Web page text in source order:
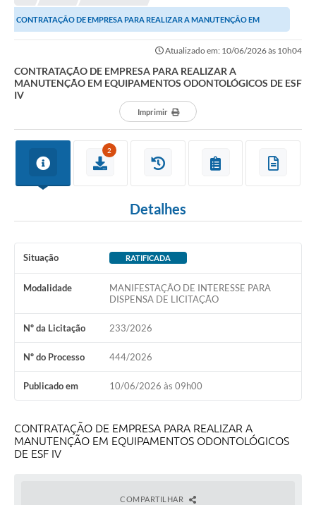
CONTRATAÇÃO DE EMPRESA PARA REALIZAR A MANUTENÇÃO EM
Atualizado em: 10/06/2026 às 10h04
CONTRATAÇÃO DE EMPRESA PARA REALIZAR A
MANUTENÇÃO EM EQUIPAMENTOS ODONTOLÓGICOS DE ESF
IV
Imprimir
2
Detalhes
Situação RATIFICADA
Modalidade
MANIFESTAÇÃO DE INTERESSE PARA
DISPENSA DE LICITAÇÃO
Nº da Licitação 233/2026
Nº do Processo 444/2026
Publicado em 10/06/2026 às 09h00
CONTRATAÇÃO DE EMPRESA PARA REALIZAR A
MANUTENÇÃO EM EQUIPAMENTOS ODONTOLÓGICOS
DE ESF IV
COMPARTILHAR